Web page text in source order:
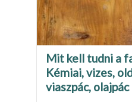
Mit kell tudni a
Kémiai, vizes,
viaszpác,